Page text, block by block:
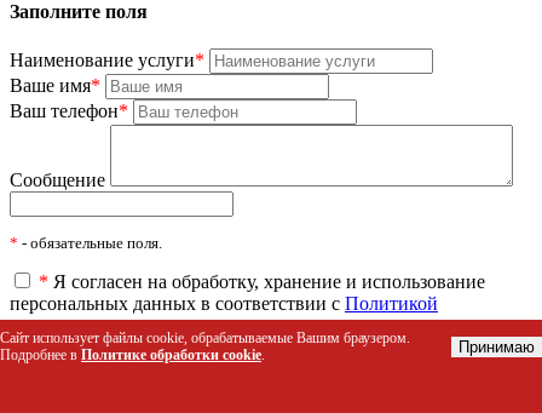
Сайт использует файлы cookie, обрабатываемые Вашим браузером.
Подробнее в Политике обработки cookie. Принимаю
Заполните поля
Наименование услуги*
Ваше имя*
Ваш телефон*
Сообщение
* - обязательные поля.
* Я согласен на обработку, хранение и использование
персональных данных в соответствии с Политикой
персональных данных
Я согласен на получение рекламных и информационных